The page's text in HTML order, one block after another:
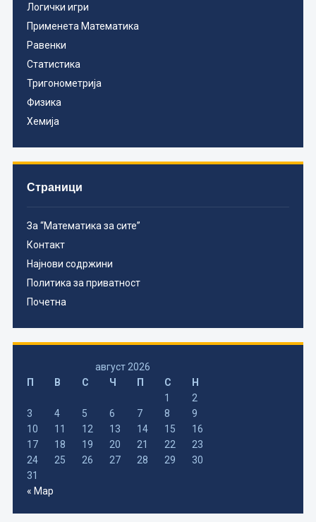
Логички игри
Применета Математика
Равенки
Статистика
Тригонометрија
Физика
Хемија
Страници
За “Математика за сите”
Контакт
Најнови содржини
Политика за приватност
Почетна
август 2026
П
В С Ч П С
Н
1
2
3
4 5 6 7 8
9
10
11 12 13 14 15
16
17
18 19 20 21 22
23
24
25 26 27 28 29
30
31
« Мар